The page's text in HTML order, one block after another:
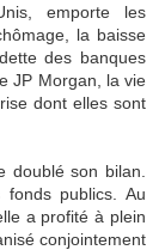
emporte les
la baisse
des banques
JP Morgan, la vie
dont elles sont
doublé son bilan.
publics. Au
a profité à plein
conjointement